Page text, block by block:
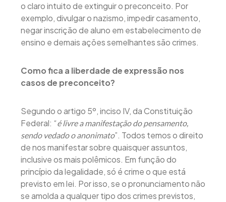
o claro intuito de extinguir o preconceito. Por
exemplo, divulgar o nazismo, impedir casamento,
negar inscrição de aluno em estabelecimento de
ensino e demais ações semelhantes são crimes.
Como fica a liberdade de expressão nos
casos de preconceito?
Segundo o artigo 5º, inciso IV, da Constituição
Federal: “é livre a manifestação do pensamento,
sendo vedado o anonimato”. Todos temos o direito
de nos manifestar sobre quaisquer assuntos,
inclusive os mais polêmicos. Em função do
princípio da legalidade, só é crime o que está
previsto em lei. Por isso, se o pronunciamento não
se amolda a qualquer tipo dos crimes previstos,